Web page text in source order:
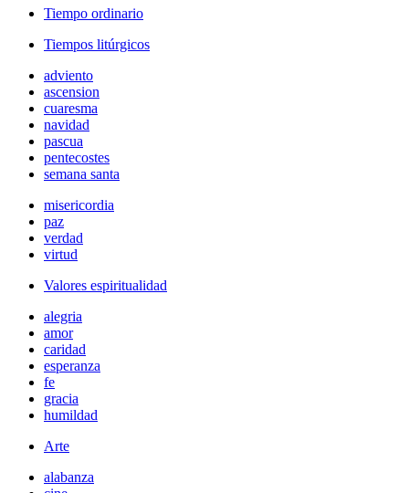
Tiempo ordinario
Tiempos litúrgicos
adviento
ascension
cuaresma
navidad
pascua
pentecostes
semana santa
misericordia
paz
verdad
virtud
Valores espiritualidad
alegria
amor
caridad
esperanza
fe
gracia
humildad
Arte
alabanza